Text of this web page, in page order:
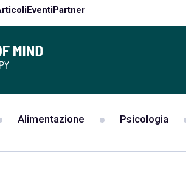
EventiPartner
Alimentazione Psicologia